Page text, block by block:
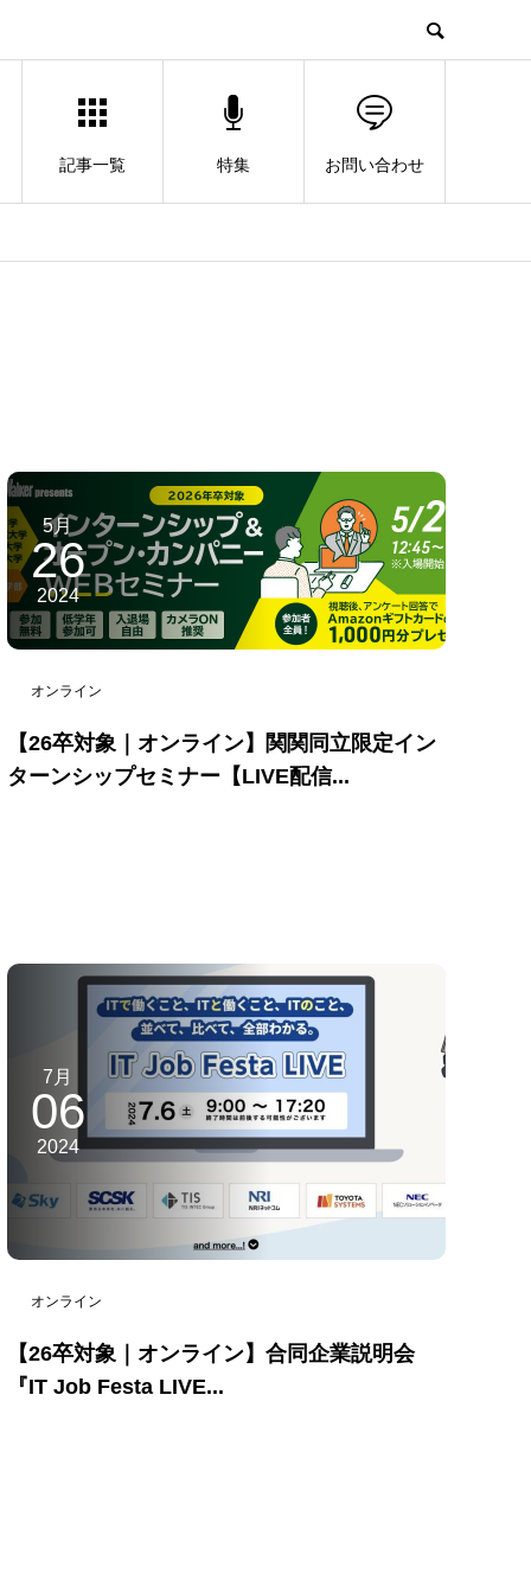
記事一覧 特集 お問い合わせ
5月
26
2024
オンライン
【26卒対象｜オンライン】関関同立限定イン
ターンシップセミナー【LIVE配信...
7月
06
2024
オンライン
【26卒対象｜オンライン】合同企業説明会
『IT Job Festa LIVE...